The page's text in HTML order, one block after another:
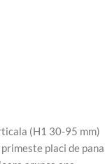
(H1 30-95 mm)
placi de pana